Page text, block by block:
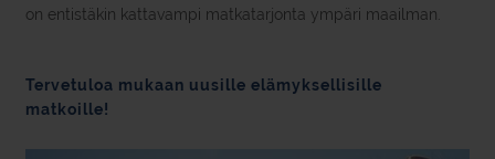
on entistäkin kattavampi matkatarjonta ympäri maailman.
Tervetuloa mukaan uusille elämyksellisille
matkoille!